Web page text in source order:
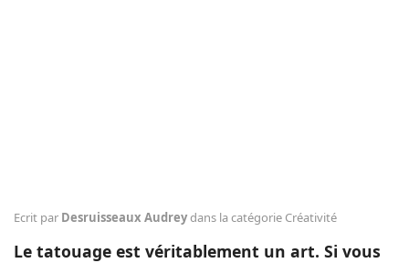
Ecrit par Desruisseaux Audreydans la catégorie Créativité
Le tatouage est véritablement un art. Si vous